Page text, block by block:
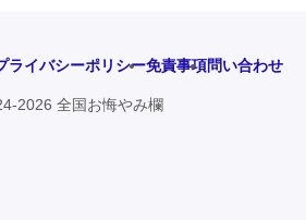
ライバシーポリシー免責事項問い合わせ
2026 全国お悔やみ欄